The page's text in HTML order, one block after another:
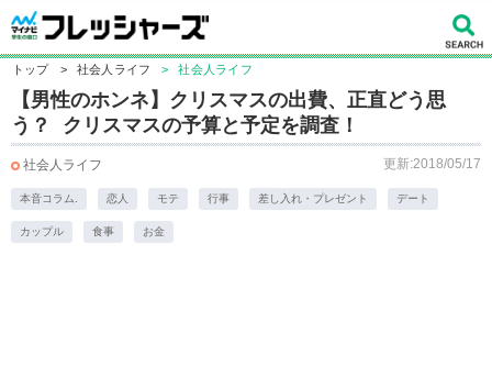
トップ > 社会人ライフ > 社会人ライフ
【男性のホンネ】クリスマスの出費、正直どう思
う？ クリスマスの予算と予定を調査！
社会人ライフ 更新:2018/05/17
本音コラム. 恋人 モテ 行事 差し入れ・プレゼント デート
カップル 食事 お金